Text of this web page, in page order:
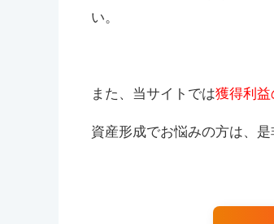
い。
また、当サイトでは獲得利
資産形成でお悩みの方は、是